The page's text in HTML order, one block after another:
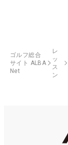
ゴルフ総合
サイト ALBA
Net
レ
ッ
ス
ン